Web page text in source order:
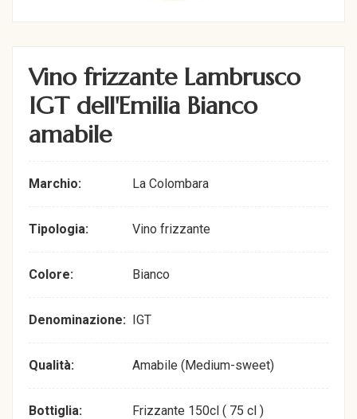
Vino frizzante Lambrusco
IGT dell'Emilia Bianco
amabile
Marchio: La Colombara
Tipologia: Vino frizzante
Colore: Bianco
Denominazione: IGT
Qualità: Amabile (Medium-sweet)
Bottiglia: Frizzante 150cl ( 75 cl )